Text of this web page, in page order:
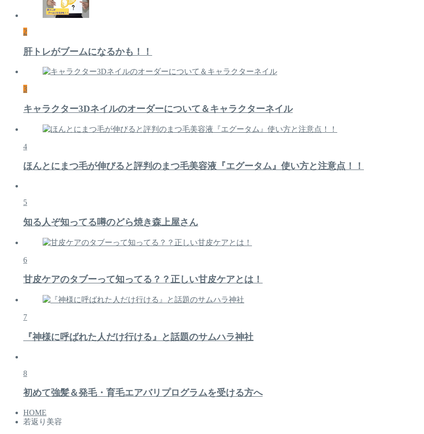
2
肝トレがブームになるかも！！
3
キャラクター3Dネイルのオーダーについて＆キャラクターネイル
4
ほんとにまつ毛が伸びると評判のまつ毛美容液『エグータム』使い方と注意点！！
5
知る人ぞ知ってる噂のどら焼き森上屋さん
6
甘皮ケアのタブーって知ってる？？正しい甘皮ケアとは！
7
『神様に呼ばれた人だけ行ける』と話題のサムハラ神社
8
初めて強髪＆発毛・育毛エアバリプログラムを受ける方へ
HOME
若返り美容